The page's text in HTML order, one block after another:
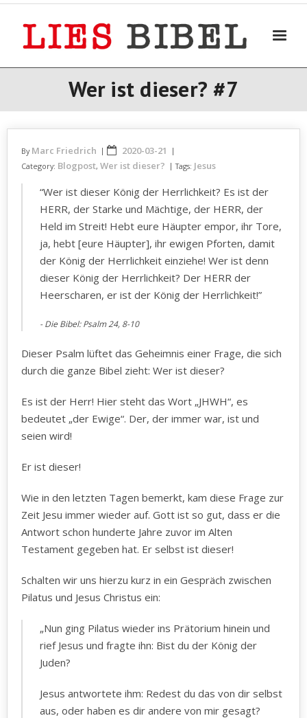
Skip
Wer ist dieser? #7
By Marc Friedrich 2020-03-21
Category: Blogpost, Wer ist dieser? Tags: Jesus
“Wer ist dieser König der Herrlichkeit? Es ist der
HERR, der Starke und Mächtige, der HERR, der
Held im Streit! Hebt eure Häupter empor, ihr Tore,
ja, hebt [eure Häupter], ihr ewigen Pforten, damit
der König der Herrlichkeit einziehe! Wer ist denn
dieser König der Herrlichkeit? Der HERR der
Heerscharen, er ist der König der Herrlichkeit!”
Die Bibel: Psalm 24, 8-10
Dieser Psalm lüftet das Geheimnis einer Frage, die sich
durch die ganze Bibel zieht: Wer ist dieser?
Es ist der Herr! Hier steht das Wort „JHWH“, es
bedeutet „der Ewige“. Der, der immer war, ist und
seien wird!
Er ist dieser!
Wie in den letzten Tagen bemerkt, kam diese Frage zur
Zeit Jesu immer wieder auf. Gott ist so gut, dass er die
Antwort schon hunderte Jahre zuvor im Alten
Testament gegeben hat. Er selbst ist dieser!
Schalten wir uns hierzu kurz in ein Gespräch zwischen
Pilatus und Jesus Christus ein:
„Nun ging Pilatus wieder ins Prätorium hinein und
rief Jesus und fragte ihn: Bist du der König der
Juden?
Jesus antwortete ihm: Redest du das von dir selbst
aus, oder haben es dir andere von mir gesagt?